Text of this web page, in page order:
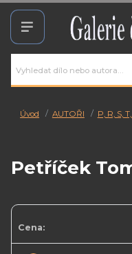
Úvod AUTOŘI P, R, S,
Petříček
Cena: